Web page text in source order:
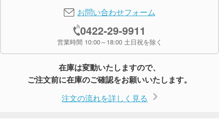
お問い合わせフォーム
0422-29-9911
営業時間 10:00～18:00 土日祝を除く
在庫は変動いたしますので、
ご注文前に在庫のご確認をお願いいたします。
注文の流れを詳しく見る